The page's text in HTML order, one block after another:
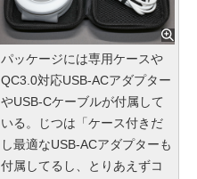
パッケージには専用ケースや
QC3.0対応USB-ACアダプター
やUSB-Cケーブルが付属して
いる。じつは「ケース付きだ
し最適なUSB-ACアダプターも
付属してるし、とりあえずコ